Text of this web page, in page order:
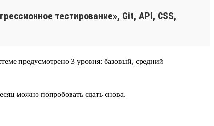
тестирование», Git, API, CSS,
предусмотрено 3 уровня: базовый, средний
можно попробовать сдать снова.